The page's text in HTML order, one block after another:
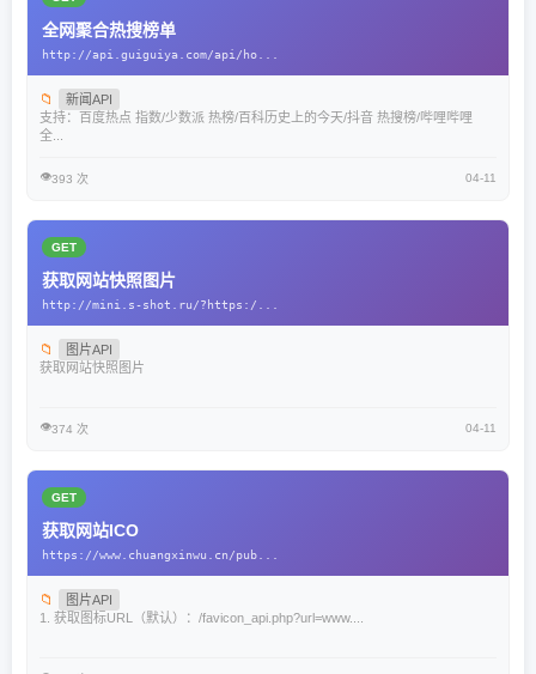
全网聚合热搜榜单
http://api.guiguiya.com/api/ho...
📁
新闻API
支持：百度热点 指数/少数派 热榜/百科历史上的今天/抖音 热搜榜/哔哩哔哩
全...
👁️393 次 04-11
GET
获取网站快照图片
http://mini.s-shot.ru/?https:/...
📁
图片API
获取网站快照图片
👁️374 次 04-11
GET
获取网站ICO
https://www.chuangxinwu.cn/pub...
📁
图片API
1. 获取图标URL（默认）：/favicon_api.php?url=www....